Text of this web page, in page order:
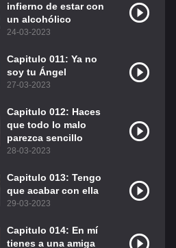
infierno de estar con
un alcohólico
24-03-2023
Capitulo 011: Ya no
soy tu Ángel
27-03-2023
Capitulo 012: Haces
que todo lo malo
parezca sencillo
28-03-2023
Capitulo 013: Tengo
que acabar con ella
29-03-2023
Capitulo 014: En mí
tienes a una amiga